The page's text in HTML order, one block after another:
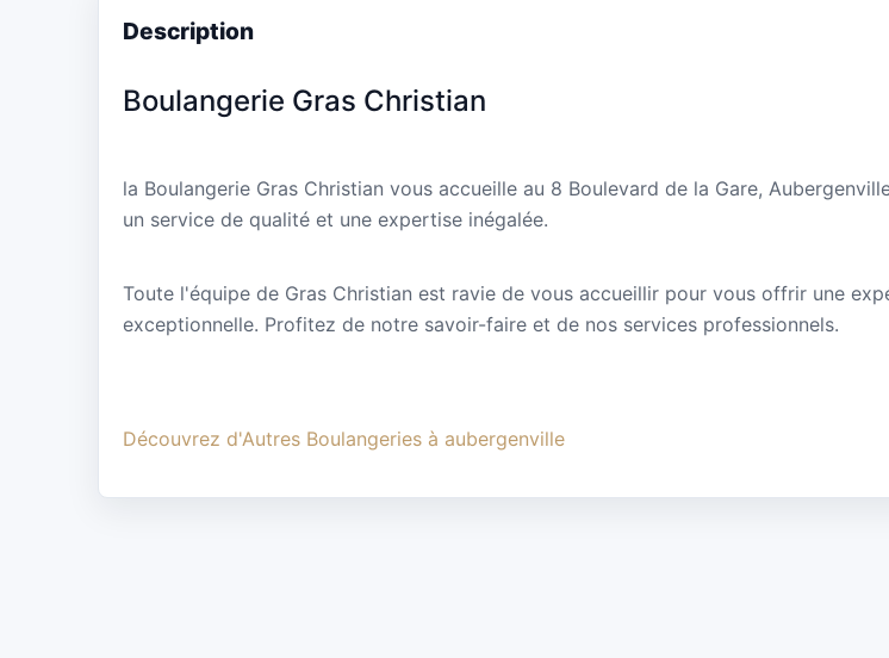
Description
Boulangerie Gras Christian
la Boulangerie Gras Christian vous accueille au 8 Boulevard de la Gare,
un service de qualité et une expertise inégalée.
Toute l'équipe de Gras Christian est ravie de vous accueillir pour vous offrir une
exceptionnelle. Profitez de notre savoir-faire et de nos services professionnels.
Découvrez d'Autres Boulangeries à aubergenville